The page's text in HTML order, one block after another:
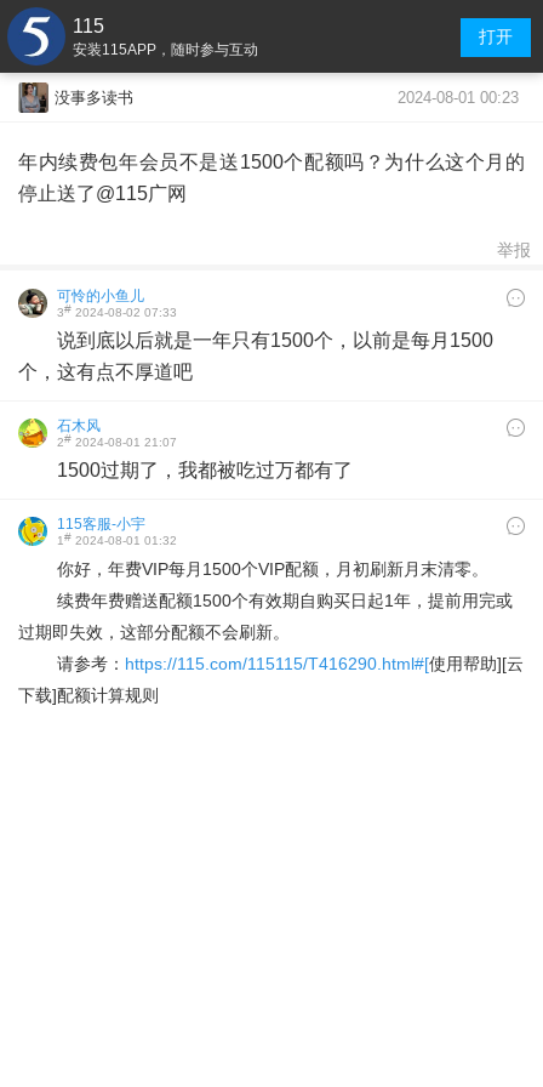
115
安装115APP，随时参与互动
打开
没事多读书 2024-08-01 00:23
年内续费包年会员不是送1500个配额吗？为什么这个月的
停止送了@115广网
举报
可怜的小鱼儿
3# 2024-08-02 07:33
说到底以后就是一年只有1500个，以前是每月1500
个，这有点不厚道吧
石木风
2# 2024-08-01 21:07
1500过期了，我都被吃过万都有了
115客服-小宇
1# 2024-08-01 01:32
你好，年费VIP每月1500个VIP配额，月初刷新月末清零。
续费年费赠送配额1500个有效期自购买日起1年，提前用完或
过期即失效，这部分配额不会刷新。
请参考： https://115.com/115115/T416290.html#[使用帮助][云
下载]配额计算规则